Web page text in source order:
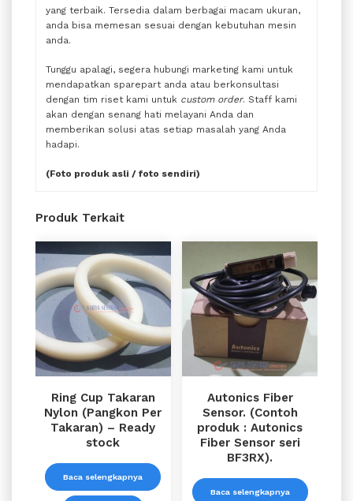
yang terbaik. Tersedia dalam berbagai macam ukuran,
anda bisa memesan sesuai dengan kebutuhan mesin
anda.
Tunggu apalagi, segera hubungi marketing kami untuk
mendapatkan sparepart anda atau berkonsultasi
dengan tim riset kami untuk custom order. Staff kami
akan dengan senang hati melayani Anda dan
memberikan solusi atas setiap masalah yang Anda
hadapi.
(Foto produk asli / foto sendiri)
Produk Terkait
Ring Cup Takaran
Nylon (Pangkon Per
Takaran) – Ready
stock
Baca selengkapnya
Autonics Fiber
Sensor. (Contoh
produk : Autonics
Fiber Sensor seri
BF3RX).
Baca selengkapnya